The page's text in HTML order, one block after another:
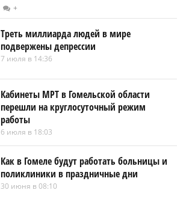
+
Треть миллиарда людей в мире
подвержены депрессии
7 июля в 14:36
Кабинеты МРТ в Гомельской области
перешли на круглосуточный режим
работы
6 июля в 18:03
Как в Гомеле будут работать больницы и
поликлиники в праздничные дни
30 июня в 08:10